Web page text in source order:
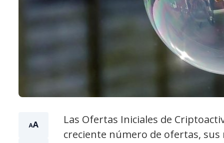
Las Ofertas Iniciales de
creciente número de ofertas,